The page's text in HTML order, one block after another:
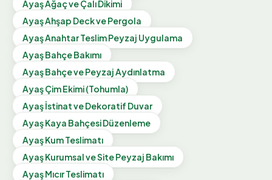
AyaşAğaç ve Çalı Dikimi
AyaşAhşap Deck ve Pergola
AyaşAnahtar Teslim Peyzaj Uygulama
AyaşBahçe Bakımı
AyaşBahçe ve Peyzaj Aydınlatma
AyaşÇim Ekimi (Tohumla)
Ayaşİstinat ve Dekoratif Duvar
AyaşKaya Bahçesi Düzenleme
AyaşKum Teslimatı
AyaşKurumsal ve Site Peyzaj Bakımı
AyaşMıcır Teslimatı